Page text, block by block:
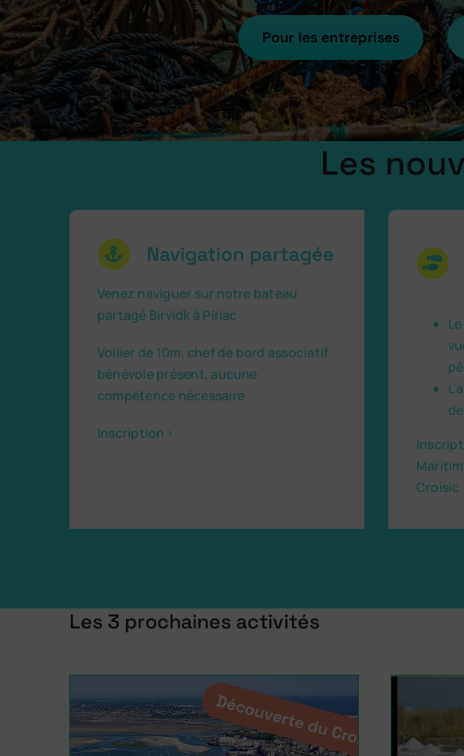
Pour les entreprises
Les
Navigation partagée
Venez naviguer sur notre bateau
partagé Birvidk à Piriac
Voilier de 10m, chef de bord associatif
bénévole présent, aucune
compétence nécessaire
Inscription
Croisic
Les 3 prochaines activités